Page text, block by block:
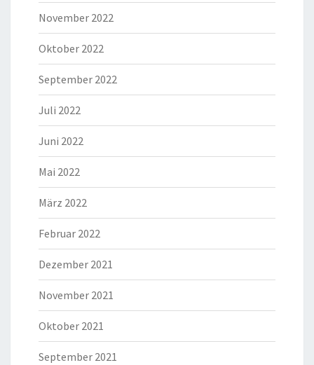
November 2022
Oktober 2022
September 2022
Juli 2022
Juni 2022
Mai 2022
März 2022
Februar 2022
Dezember 2021
November 2021
Oktober 2021
September 2021